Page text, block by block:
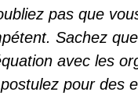
pas que
Sachez
avec les
pour des